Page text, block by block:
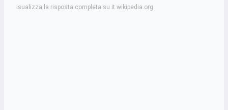
isualizza la risposta completa su it.wikipedia.org